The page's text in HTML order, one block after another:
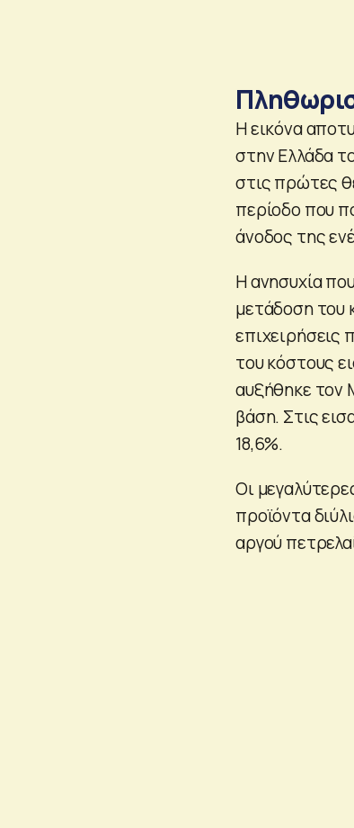
Η εικόνα
στην Ελλάδα
στις πρώτες
περίοδο που
άνοδος της
Η ανησυχία
μετάδοση του
επιχειρήσεις
του κόστους
αυξήθηκε τον
βάση. Στις
18,6%.
Οι
προϊόντα
αργού